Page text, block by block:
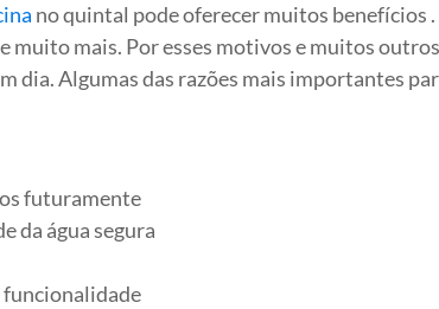
no quintal pode oferecer muitos benefícios
muito mais. Por esses motivos e muitos
dia. Algumas das razões mais importantes
futuramente
da água segura
funcionalidade